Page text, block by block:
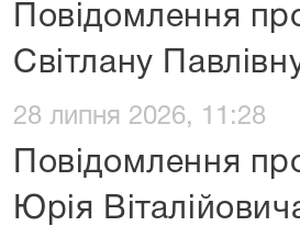
Повідомлення
Світлану
28 липня 2026, 11:28
Повідомлення
Юрія